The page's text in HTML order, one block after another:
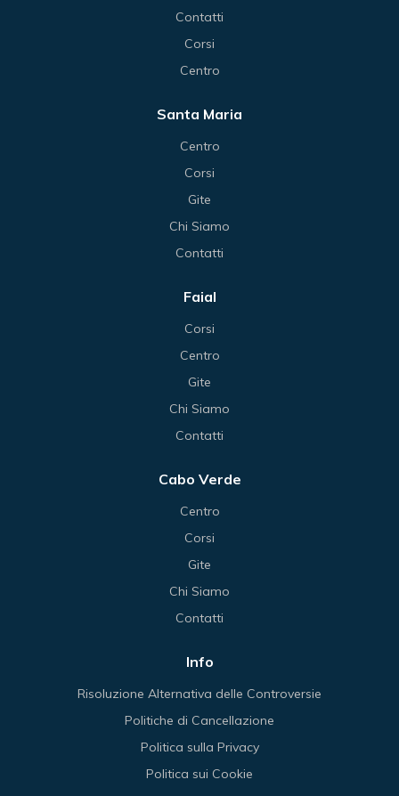
Contatti
Corsi
Centro
Santa Maria
Centro
Corsi
Gite
Chi Siamo
Contatti
Faial
Corsi
Centro
Gite
Chi Siamo
Contatti
Cabo Verde
Centro
Corsi
Gite
Chi Siamo
Contatti
Info
Risoluzione Alternativa delle Controversie
Politiche di Cancellazione
Politica sulla Privacy
Politica sui Cookie